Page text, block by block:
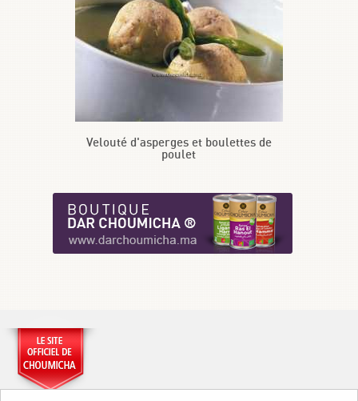
Velouté d'asperges et boulettes de
poulet